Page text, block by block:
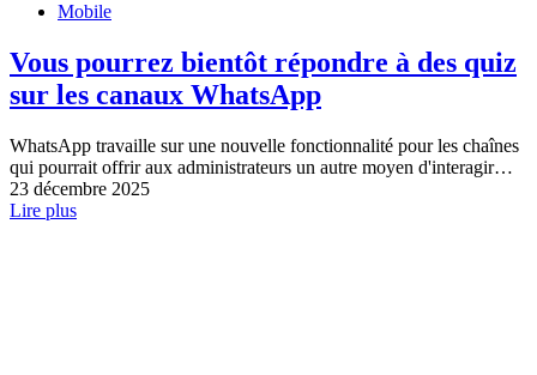
Mobile
Vous pourrez bientôt répondre à des quiz
sur les canaux WhatsApp
WhatsApp travaille sur une nouvelle fonctionnalité pour les chaînes
qui pourrait offrir aux administrateurs un autre moyen d'interagir…
23 décembre 2025
Lire plus